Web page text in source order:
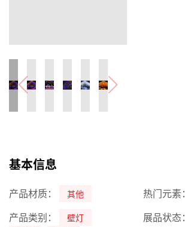
基本信息
产品材质： 其他 热门元素：
产品类别：
壁灯
展品状态：